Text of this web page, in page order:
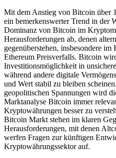
Mit dem Anstieg von Bitcoin über
ein bemerkenswerter Trend in der
Dominanz von Bitcoin im
Herausforderungen ab, denen
gegenüberstehen, insbesondere
Ethereum Preisverfalls. Bitcoin
Investitionsmöglichkeit in
während andere digitale
und Wert stabil zu bleiben
geopolitischen Spannungen wird
Marktanalyse Bitcoin immer
Kryptowährungen besser zu
Bitcoin Markt stehen im klaren
Herausforderungen, mit denen
werfen Fragen zur künftigen
Kryptowährungssektor auf.